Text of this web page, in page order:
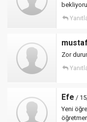
Zor
Efe /
Yeni